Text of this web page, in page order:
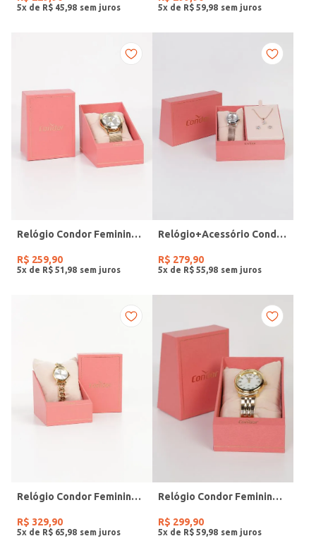
5x de R$ 45 98 5x de R$ 59 98
Relógio Condor Feminino DOURADO
R$ 259,90
5x de R$ 51 98
Relógio+Acessório Condor Feminino ROSE
R$ 279,90
5x de R$ 55 98
Relógio Condor Feminino DOURADO
R$ 329,90
5x de R$ 65 98
Relógio Condor Feminino DOURADO
R$ 299,90
5x de R$ 59 98